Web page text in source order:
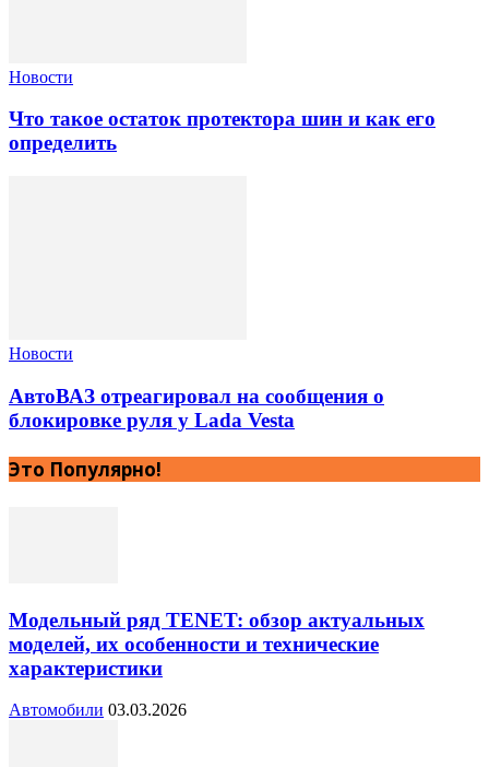
Новости
Что такое остаток протектора шин и как его
определить
Новости
АвтоВАЗ отреагировал на сообщения о
блокировке руля у Lada Vesta
Это Популярно!
Модельный ряд TENET: обзор актуальных
моделей, их особенности и технические
характеристики
Автомобили 03.03.2026